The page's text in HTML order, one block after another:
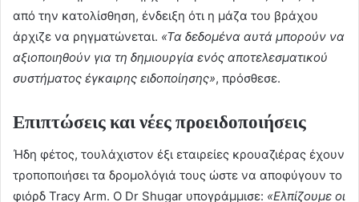
από την κατολίσθηση, ένδειξη ότι η μάζα του βράχου
άρχιζε να ρηγματώνεται. «Τα δεδομένα αυτά μπορούν να
αξιοποιηθούν για τη δημιουργία ενός αποτελεσματικού
συστήματος έγκαιρης ειδοποίησης», πρόσθεσε.
Επιπτώσεις και νέες προειδοποιήσεις
Ήδη φέτος, τουλάχιστον έξι εταιρείες κρουαζιέρας έχουν
τροποποιήσει τα δρομολόγιά τους ώστε να αποφύγουν το
φιόρδ Tracy Arm. Ο Dr Shugar υπογράμμισε: «Ελπίζουμε οι